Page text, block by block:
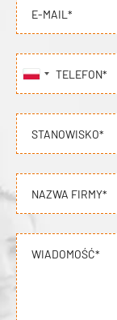
E-MAIL*
TELEFON*
STANOWISKO*
NAZWA FIRMY*
WIADOMOŚĆ*